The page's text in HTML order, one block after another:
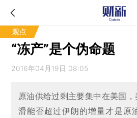
观点
“冻产”是个伪命题
2016年04月19日 08:05
原油供给过剩主要集中在美国
滑能否超过伊朗的增量才是原